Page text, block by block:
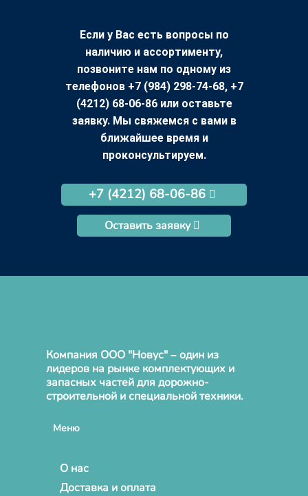
Если у Вас есть вопросы по
наличию и ассортименту,
позвоните нам по одному из
телефонов +7 (984) 298-74-68, +7
(4212) 68-06-86 или оставьте
заявку. Мы свяжемся с вами в
ближайшее время и
проконсультируем.
+7 (4212) 68-06-86
Оставить заявку
Компания ООО "Новус" – один из
лидеров на рынке комплектующих и
запасных частей для дорожно-
строительной и специальной техники.
Меню
О нас
Доставка и оплата